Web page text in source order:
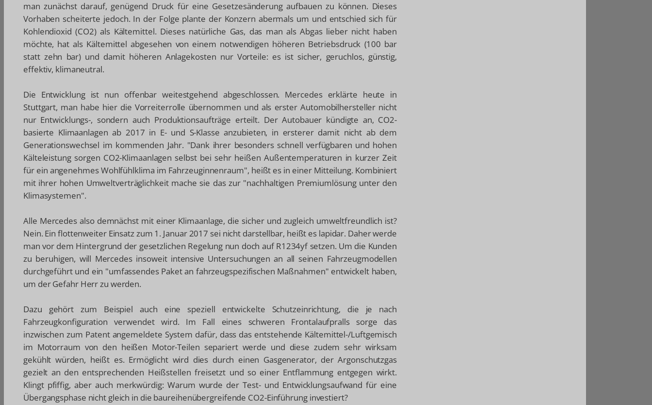
man zunächst darauf, genügend Druck für eine Gesetzesänderung aufbauen zu können. Dieses
Vorhaben scheiterte jedoch. In der Folge plante der Konzern abermals um und entschied sich für
Kohlendioxid (CO2) als Kältemittel. Dieses natürliche Gas, das man als Abgas lieber nicht haben
möchte, hat als Kältemittel abgesehen von einem notwendigen höheren Betriebsdruck (100 bar
statt zehn bar) und damit höheren Anlagekosten nur Vorteile: es ist sicher, geruchlos, günstig,
effektiv, klimaneutral.
Die Entwicklung ist nun offenbar weitestgehend abgeschlossen. Mercedes erklärte heute in
Stuttgart, man habe hier die Vorreiterrolle übernommen und als erster Automobilhersteller nicht
nur Entwicklungs-, sondern auch Produktionsaufträge erteilt. Der Autobauer kündigte an, CO2-
basierte Klimaanlagen ab 2017 in E- und S-Klasse anzubieten, in ersterer damit nicht ab dem
Generationswechsel im kommenden Jahr. "Dank ihrer besonders schnell verfügbaren und hohen
Kälteleistung sorgen CO2-Klimaanlagen selbst bei sehr heißen Außentemperaturen in kurzer Zeit
für ein angenehmes Wohlfühlklima im Fahrzeuginnenraum", heißt es in einer Mitteilung. Kombiniert
mit ihrer hohen Umweltverträglichkeit mache sie das zur "nachhaltigen Premiumlösung unter den
Klimasystemen".
Alle Mercedes also demnächst mit einer Klimaanlage, die sicher und zugleich umweltfreundlich ist?
Nein. Ein flottenweiter Einsatz zum 1. Januar 2017 sei nicht darstellbar, heißt es lapidar. Daher werde
man vor dem Hintergrund der gesetzlichen Regelung nun doch auf R1234yf setzen. Um die Kunden
zu beruhigen, will Mercedes insoweit intensive Untersuchungen an all seinen Fahrzeugmodellen
durchgeführt und ein "umfassendes Paket an fahrzeugspezifischen Maßnahmen" entwickelt haben,
um der Gefahr Herr zu werden.
Dazu gehört zum Beispiel auch eine speziell entwickelte Schutzeinrichtung, die je nach
Fahrzeugkonfiguration verwendet wird. Im Fall eines schweren Frontalaufpralls sorge das
inzwischen zum Patent angemeldete System dafür, dass das entstehende Kältemittel-/Luftgemisch
im Motorraum von den heißen Motor-Teilen separiert werde und diese zudem sehr wirksam
gekühlt würden, heißt es. Ermöglicht wird dies durch einen Gasgenerator, der Argonschutzgas
gezielt an den entsprechenden Heißstellen freisetzt und so einer Entflammung entgegen wirkt.
Klingt pfiffig, aber auch merkwürdig: Warum wurde der Test- und Entwicklungsaufwand für eine
Übergangsphase nicht gleich in die baureihenübergreifende CO2-Einführung investiert?